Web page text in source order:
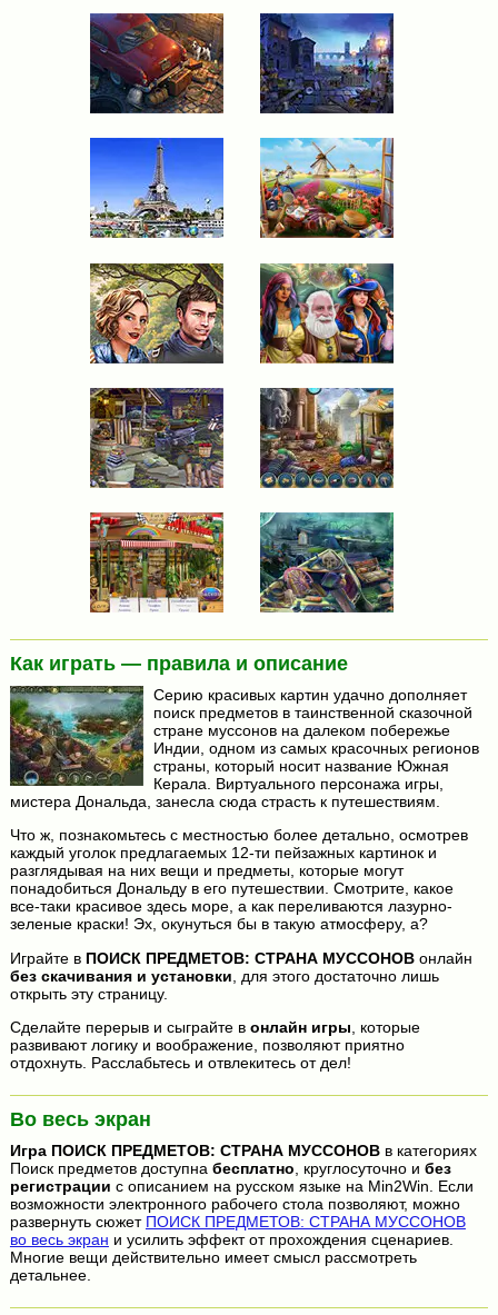
Как играть — правила и описание
Серию красивых картин удачно дополняет
поиск предметов в таинственной сказочной
стране муссонов на далеком побережье
Индии, одном из самых красочных регионов
страны, который носит название Южная
Керала. Виртуального персонажа игры,
мистера Дональда, занесла сюда страсть к путешествиям.
Что ж, познакомьтесь с местностью более детально, осмотрев
каждый уголок предлагаемых 12-ти пейзажных картинок и
разглядывая на них вещи и предметы, которые могут
понадобиться Дональду в его путешествии. Смотрите, какое
все-таки красивое здесь море, а как переливаются лазурно-
зеленые краски! Эх, окунуться бы в такую атмосферу, а?
Играйте в ПОИСК ПРЕДМЕТОВ: СТРАНА МУССОНОВонлайн
без скачивания и установки , для этого достаточно лишь
открыть эту страницу.
Сделайте перерыв и сыграйте в онлайн игры , которые
развивают логику и воображение, позволяют приятно
отдохнуть. Расслабьтесь и отвлекитесь от дел!
Во весь экран
Игра ПОИСК ПРЕДМЕТОВ: СТРАНА МУССОНОВв категориях
Поиск предметов доступна бесплатно , круглосуточно и без
регистрации с описанием на русском языке на Min2Win. Если
возможности электронного рабочего стола позволяют, можно
развернуть сюжет ПОИСК ПРЕДМЕТОВ: СТРАНА МУССОНОВ
во весь экран и усилить эффект от прохождения сценариев.
Многие вещи действительно имеет смысл рассмотреть
детальнее.